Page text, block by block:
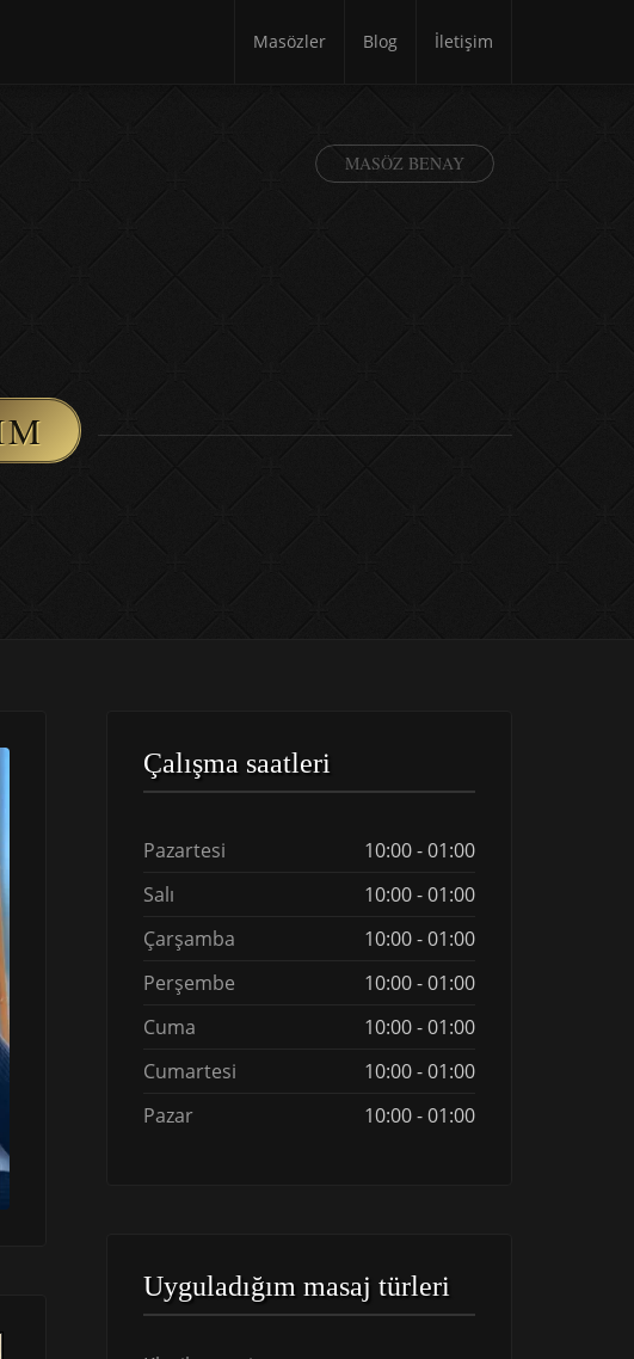
Masözler Blog İletişim
MASÖZ BENAY
Çalışma saatleri
Pazartesi
10:00 - 01:00
Salı
10:00 - 01:00
Çarşamba
10:00 - 01:00
Perşembe
10:00 - 01:00
Cuma
10:00 - 01:00
Cumartesi
10:00 - 01:00
Pazar
10:00 - 01:00
Uyguladığım masaj türleri